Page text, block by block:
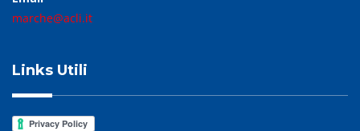
marche@acli.it
Links Utili